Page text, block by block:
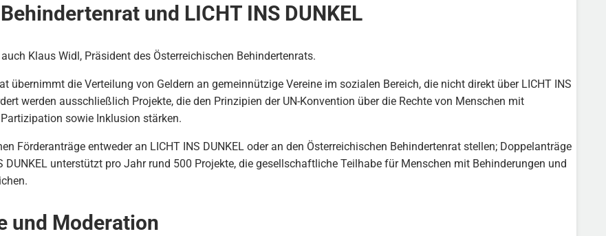
und LICHT INS DUNKEL
Klaus Widl, Präsident des Österreichischen Behindertenrats.
übernimmt die Verteilung von Geldern an gemeinnützige Vereine im sozialen Bereich, die nicht direkt über LICHT INS
werden ausschließlich Projekte, die den Prinzipien der UN-Konvention über die Rechte von Menschen mit
sowie Inklusion stärken.
Förderanträge entweder an LICHT INS DUNKEL oder an den Österreichischen Behindertenrat stellen; Doppelanträge
DUNKEL unterstützt pro Jahr rund 500 Projekte, die gesellschaftliche Teilhabe für Menschen mit Behinderungen und
und Moderation